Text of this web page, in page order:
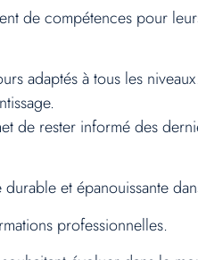
de compétences pour
adaptés à tous les
de rester informé des
et épanouissante
professionnelles.